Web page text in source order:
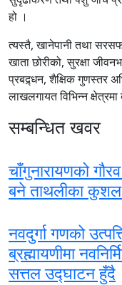
हो ।
त्यस्तै, खानेपानी तथा
खाता छोरीको, सुरक्षा
प्रबद्र्धन, शैक्षिक गुणस्तर
लाखलगायत विभिन्न
सम्बन्धित खवर
चाँगुनारायणको
बने ताथलीका
नवदुर्गा गणको
ब्रह्मायणीमा
सत्तल उद्घाटन हुँदै